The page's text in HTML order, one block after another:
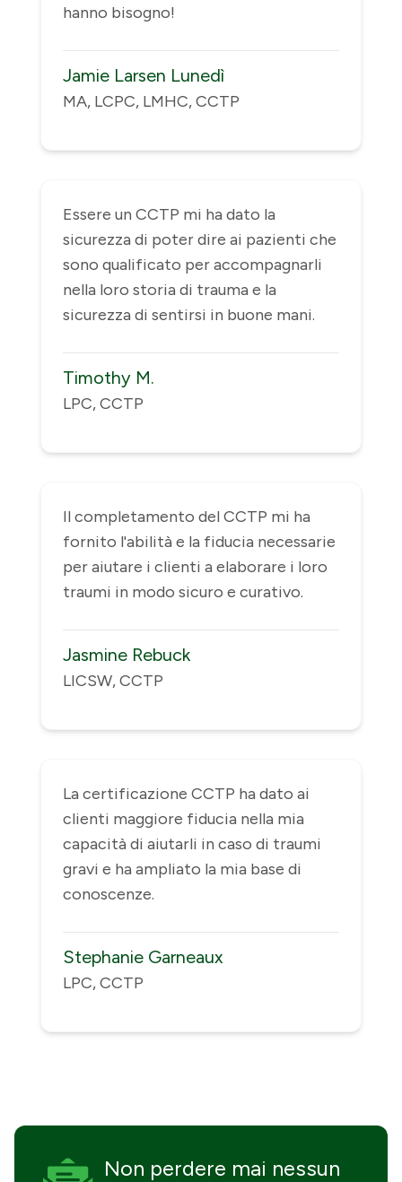
hanno bisogno!
Jamie Larsen Lunedì
MA, LCPC, LMHC, CCTP
Essere un CCTP mi ha dato la
sicurezza di poter dire ai pazienti che
sono qualificato per accompagnarli
nella loro storia di trauma e la
sicurezza di sentirsi in buone mani.
Timothy M.
LPC, CCTP
Il completamento del CCTP mi ha
fornito l'abilità e la fiducia necessarie
per aiutare i clienti a elaborare i loro
traumi in modo sicuro e curativo.
Jasmine Rebuck
LICSW, CCTP
La certificazione CCTP ha dato ai
clienti maggiore fiducia nella mia
capacità di aiutarli in caso di traumi
gravi e ha ampliato la mia base di
conoscenze.
Stephanie Garneaux
LPC, CCTP
Non perdere mai nessun